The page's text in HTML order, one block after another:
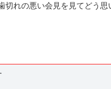
れの悪い会見を見てどう思